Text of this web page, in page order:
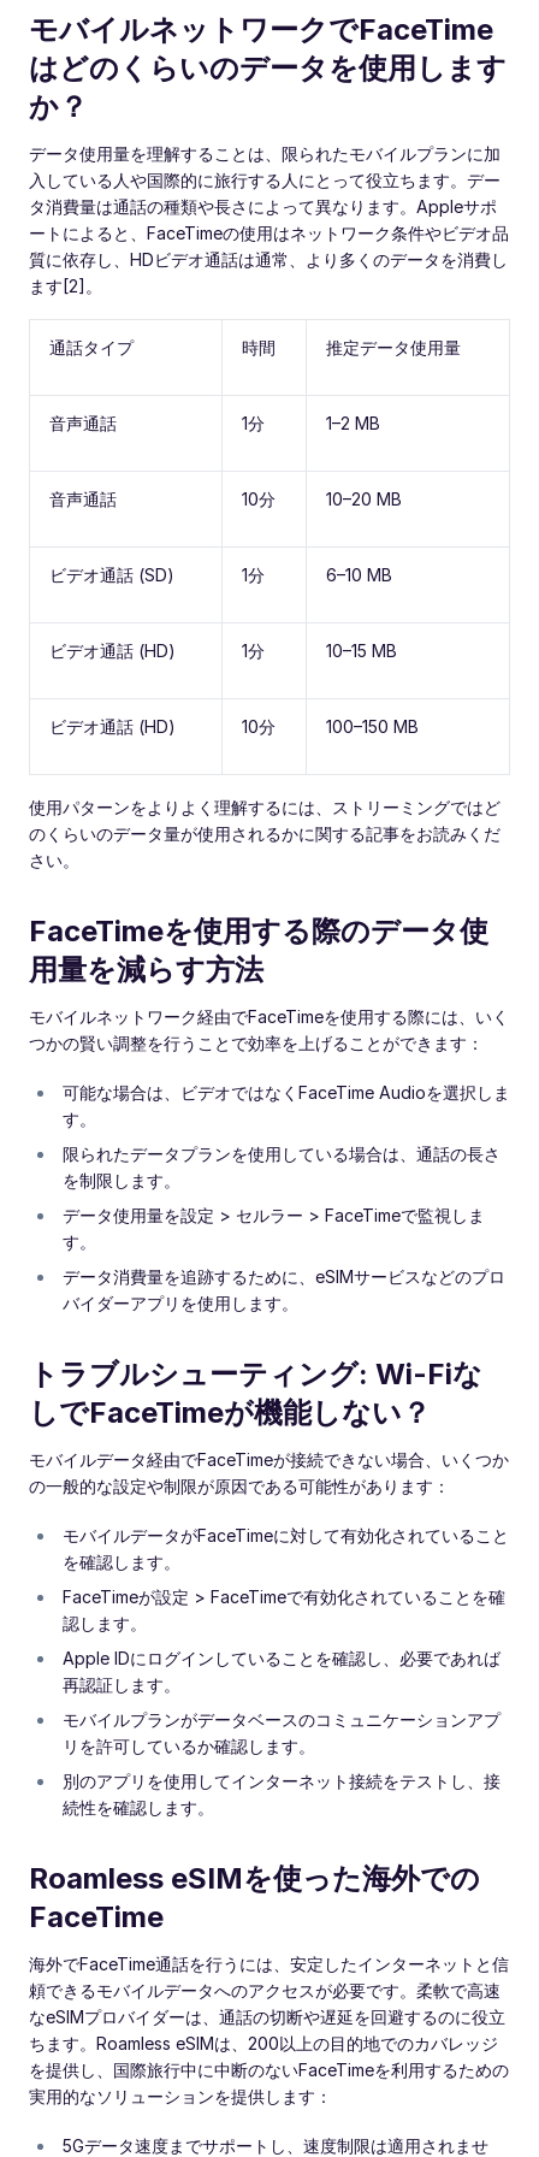
モバイルネットワークでFaceTime
はどのくらいのデータを使用します
か？
データ使用量を理解することは、限られたモバイルプランに加
入している人や国際的に旅行する人にとって役立ちます。デー
タ消費量は通話の種類や長さによって異なります。Appleサポ
ートによると、FaceTimeの使用はネットワーク条件やビデオ品
質に依存し、HDビデオ通話は通常、より多くのデータを消費し
ます[2]。
通話タイプ 時間 推定データ使用量
音声通話 1分 1–2 MB
音声通話 10分 10–20 MB
ビデオ通話 (SD) 1分 6–10 MB
ビデオ通話 (HD) 1分 10–15 MB
ビデオ通話 (HD) 10分 100–150 MB
使用パターンをよりよく理解するには、ストリーミングではど
のくらいのデータ量が使用されるかに関する記事をお読みくだ
さい。
FaceTimeを使用する際のデータ使
用量を減らす方法
モバイルネットワーク経由でFaceTimeを使用する際には、いく
つかの賢い調整を行うことで効率を上げることができます：
可能な場合は、ビデオではなくFaceTime Audioを選択しま
す。
限られたデータプランを使用している場合は、通話の長さ
を制限します。
データ使用量を設定 > セルラー > FaceTimeで監視しま
す。
データ消費量を追跡するために、eSIMサービスなどのプロ
バイダーアプリを使用します。
トラブルシューティング: Wi-Fiな
しでFaceTimeが機能しない？
モバイルデータ経由でFaceTimeが接続できない場合、いくつか
の一般的な設定や制限が原因である可能性があります：
モバイルデータがFaceTimeに対して有効化されていること
を確認します。
FaceTimeが設定 > FaceTimeで有効化されていることを確
認します。
Apple IDにログインしていることを確認し、必要であれば
再認証します。
モバイルプランがデータベースのコミュニケーションアプ
リを許可しているか確認します。
別のアプリを使用してインターネット接続をテストし、接
続性を確認します。
Roamless eSIMを使った海外での
FaceTime
海外でFaceTime通話を行うには、安定したインターネットと信
頼できるモバイルデータへのアクセスが必要です。柔軟で高速
なeSIMプロバイダーは、通話の切断や遅延を回避するのに役立
ちます。Roamless eSIMは、200以上の目的地でのカバレッジ
を提供し、国際旅行中に中断のないFaceTimeを利用するための
実用的なソリューションを提供します：
5Gデータ速度までサポートし、速度制限は適用されませ